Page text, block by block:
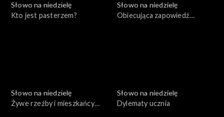
Słowo na niedzielę
Kto jest pasterzem?
Słowo na niedzielę
Obiecująca zapowiedź
Słowo na niedzielę
Żywe rzeźby i mieszkańcy
Słowo na niedzielę
Dylematy ucznia